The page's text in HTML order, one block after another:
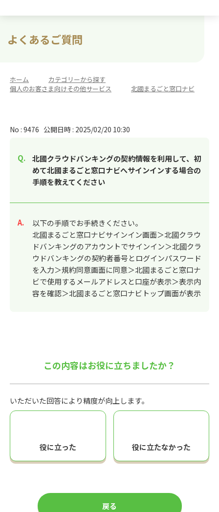
よくあるご質問
ホーム カテゴリーから探す
個人のお客さま向けその他サービス
北國まるごと窓口ナビ
No : 9476 公開日時 : 2025/02/20 10:30
北國クラウドバンキングの契約情報を利用して、初
めて北國まるごと窓口ナビへサインインする場合の
手順を教えてください
回答
以下の手順でお手続きください。
北國まるごと窓口ナビサインイン画面＞北國クラウ
ドバンキングのアカウントでサインイン＞北國クラ
ウドバンキングの契約者番号とログインパスワード
を入力＞規約同意画面に同意＞北國まるごと窓口ナ
ビで使用するメールアドレスと口座が表示＞表示内
容を確認＞北國まるごと窓口ナビトップ画面が表示
この内容はお役に立ちましたか？
いただいた回答により精度が向上します。
役に立った 役に立たなかった
戻る